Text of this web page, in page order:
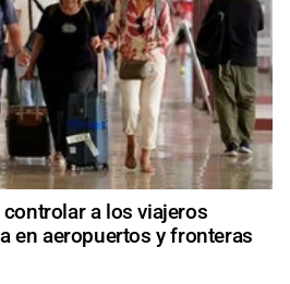
a los viajeros
en aeropuertos y fronteras